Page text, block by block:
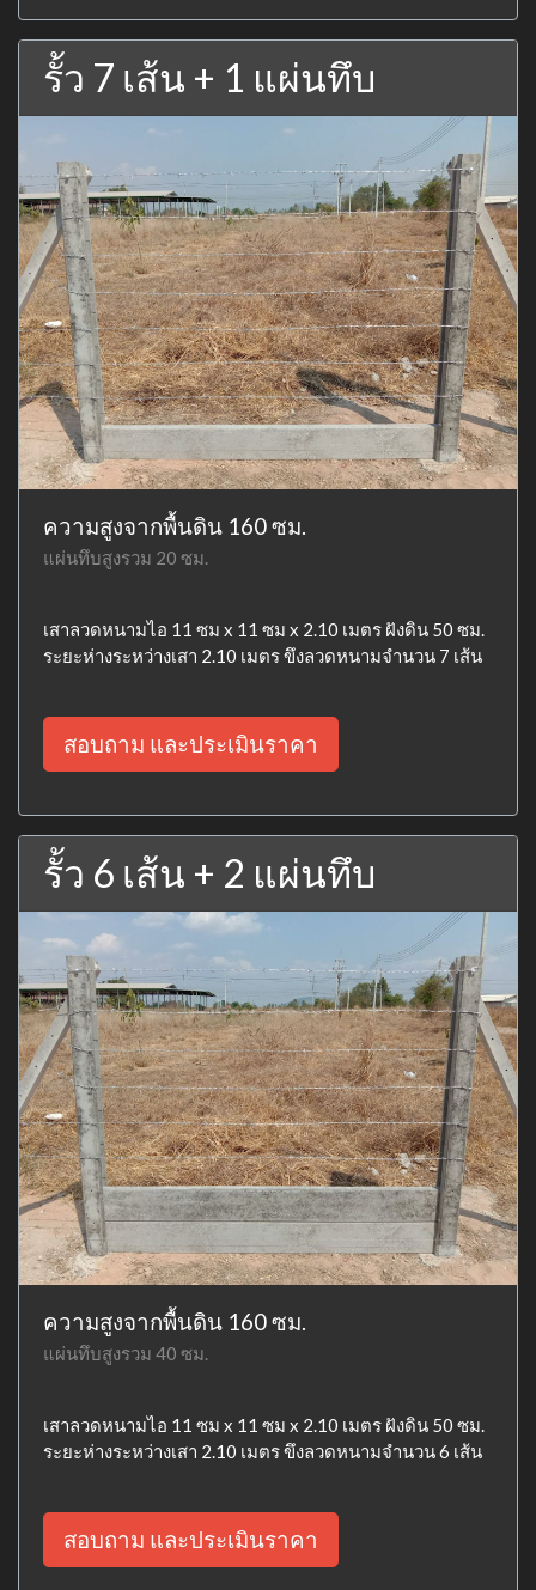
รั้ว 7 เส้น + 1 แผ่นทึบ
ความสูงจากพื้นดิน 160 ซม.
แผ่นทึบสูงรวม 20 ซม.
เสาลวดหนามไอ 11 ซม x 11 ซม x 2.10 เมตร ฝังดิน 50 ซม.
ระยะห่างระหว่างเสา 2.10 เมตร ขึงลวดหนามจำนวน 7 เส้น
สอบถาม และประเมินราคา
รั้ว 6 เส้น + 2 แผ่นทึบ
ความสูงจากพื้นดิน 160 ซม.
แผ่นทึบสูงรวม 40 ซม.
เสาลวดหนามไอ 11 ซม x 11 ซม x 2.10 เมตร ฝังดิน 50 ซม.
ระยะห่างระหว่างเสา 2.10 เมตร ขึงลวดหนามจำนวน 6 เส้น
สอบถาม และประเมินราคา